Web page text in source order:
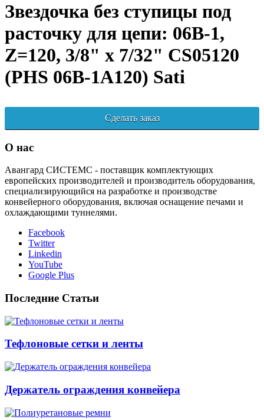
Звездочка без ступицы под
расточку для цепи: 06B-1,
Z=120, 3/8" x 7/32" CS05120
(PHS 06B-1A120) Sati
Сделать заказ
О нас
Авангард СИСТЕМС - поставщик комплектующих
европейских производителей и производитель оборудования,
специализирующийся на разработке и производстве
конвейерного оборудования, включая оснащение печами и
охлаждающими туннелями.
Facebook
Twitter
Linkedin
YouTube
Google Plus
Последние Статьи
Тефлоновые сетки и ленты
Держатель ограждения конвейера